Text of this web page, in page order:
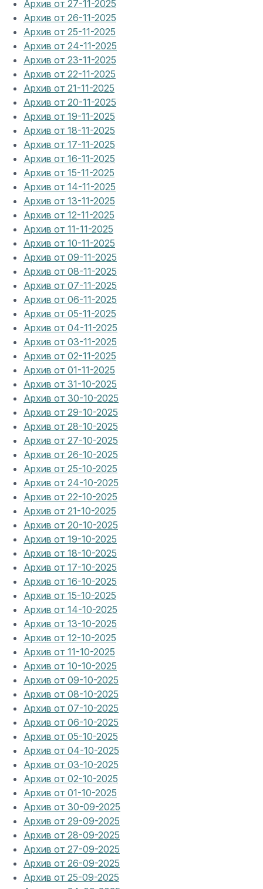
Архив от 27-11-2025
Архив от 26-11-2025
Архив от 25-11-2025
Архив от 24-11-2025
Архив от 23-11-2025
Архив от 22-11-2025
Архив от 21-11-2025
Архив от 20-11-2025
Архив от 19-11-2025
Архив от 18-11-2025
Архив от 17-11-2025
Архив от 16-11-2025
Архив от 15-11-2025
Архив от 14-11-2025
Архив от 13-11-2025
Архив от 12-11-2025
Архив от 11-11-2025
Архив от 10-11-2025
Архив от 09-11-2025
Архив от 08-11-2025
Архив от 07-11-2025
Архив от 06-11-2025
Архив от 05-11-2025
Архив от 04-11-2025
Архив от 03-11-2025
Архив от 02-11-2025
Архив от 01-11-2025
Архив от 31-10-2025
Архив от 30-10-2025
Архив от 29-10-2025
Архив от 28-10-2025
Архив от 27-10-2025
Архив от 26-10-2025
Архив от 25-10-2025
Архив от 24-10-2025
Архив от 22-10-2025
Архив от 21-10-2025
Архив от 20-10-2025
Архив от 19-10-2025
Архив от 18-10-2025
Архив от 17-10-2025
Архив от 16-10-2025
Архив от 15-10-2025
Архив от 14-10-2025
Архив от 13-10-2025
Архив от 12-10-2025
Архив от 11-10-2025
Архив от 10-10-2025
Архив от 09-10-2025
Архив от 08-10-2025
Архив от 07-10-2025
Архив от 06-10-2025
Архив от 05-10-2025
Архив от 04-10-2025
Архив от 03-10-2025
Архив от 02-10-2025
Архив от 01-10-2025
Архив от 30-09-2025
Архив от 29-09-2025
Архив от 28-09-2025
Архив от 27-09-2025
Архив от 26-09-2025
Архив от 25-09-2025